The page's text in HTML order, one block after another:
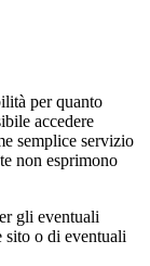
per quanto
accedere
semplice servizio
non esprimono
gli eventuali
sito o di eventuali